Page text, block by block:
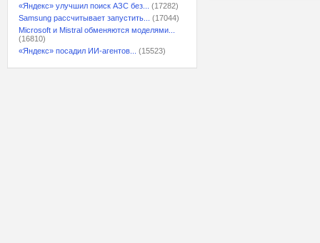
«Яндекс» улучшил поиск АЗС без...
(17282)
Samsung рассчитывает запустить...
(17044)
Microsoft и Mistral обменяются моделями...
(16810)
«Яндекс» посадил ИИ-агентов...
(15523)